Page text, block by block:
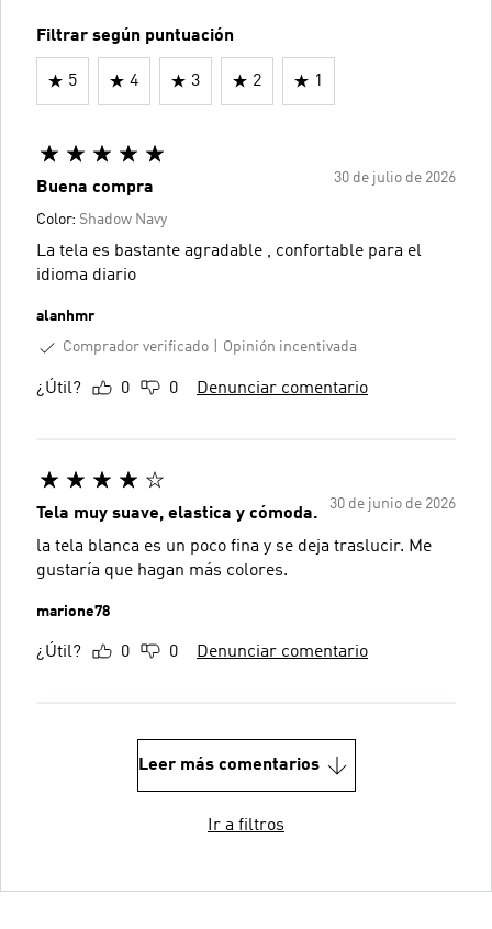
Filtrar según puntuación
5 4 3 2 1
30 de julio de 2026
Buena compra
Color: Shadow Navy
La tela es bastante agradable , confortable para el
idioma diario
alanhmr
Comprador verificado
Opinión incentivada
¿Útil? 0 0 Denunciar comentario
30 de junio de 2026
Tela muy suave, elastica y cómoda.
la tela blanca es un poco fina y se deja traslucir. Me
gustaría que hagan más colores.
marione78
¿Útil? 0 0 Denunciar comentario
Leer más comentarios
Ir a filtros